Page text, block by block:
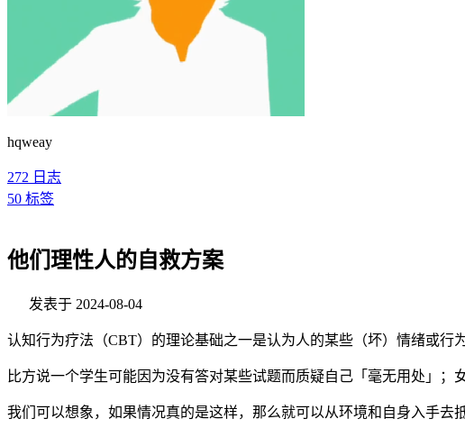
hqweay
272 日志
50 标签
他们理性人的自救方案
发表于 2024-08-04
认知行为疗法（CBT）的理论基础之一是认为人的某些（坏）情绪或行
比方说一个学生可能因为没有答对某些试题而质疑自己「毫无用处」
我们可以想象，如果情况真的是这样，那么就可以从环境和自身入手去